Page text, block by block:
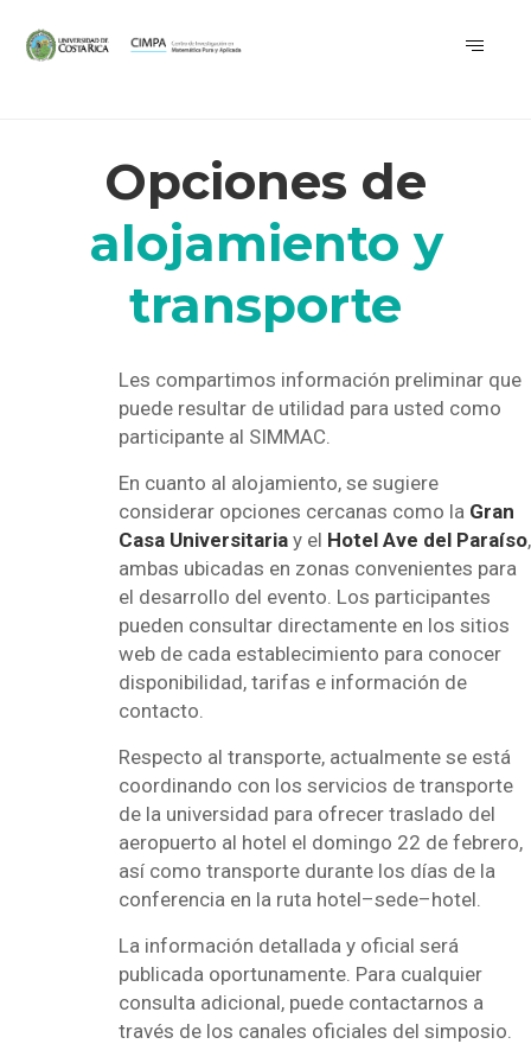
Opciones de
alojamiento y
transporte
Les compartimos información preliminar que
puede resultar de utilidad para usted como
participante al SIMMAC.
En cuanto al alojamiento, se sugiere
considerar opciones cercanas como la Gran
Casa Universitaria y el Hotel Ave del Paraíso,
ambas ubicadas en zonas convenientes para
el desarrollo del evento. Los participantes
pueden consultar directamente en los sitios
web de cada establecimiento para conocer
disponibilidad, tarifas e información de
contacto.
Respecto al transporte, actualmente se está
coordinando con los servicios de transporte
de la universidad para ofrecer traslado del
aeropuerto al hotel el domingo 22 de febrero,
así como transporte durante los días de la
conferencia en la ruta hotel–sede–hotel.
La información detallada y oficial será
publicada oportunamente. Para cualquier
consulta adicional, puede contactarnos a
través de los canales oficiales del simposio.